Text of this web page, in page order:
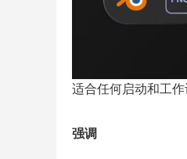
适合任何启动和工
强调